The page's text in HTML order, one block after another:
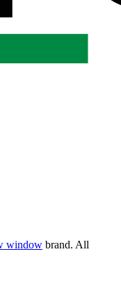
window brand. All